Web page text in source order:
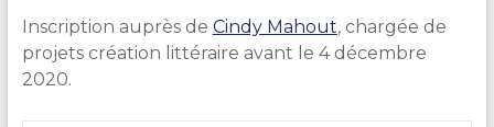
Inscription auprès de Cindy Mahout, chargée de
projets création littéraire avant le 4 décembre
2020.